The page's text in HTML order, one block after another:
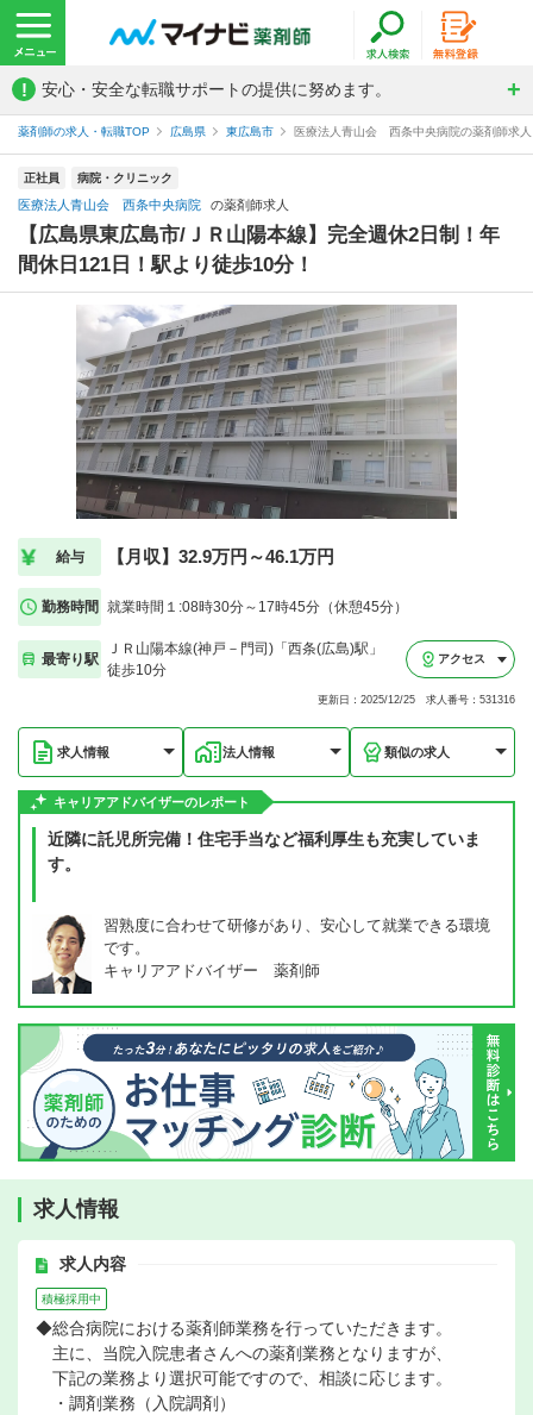
! 安心・安全な転職サポートの提供に努めます。
薬剤師の求人・転職TOP 広島県 東広島市 医療法人青山会 西条中央病院の薬剤師求人
正社員 病院・クリニック
医療法人青山会 西条中央病院 の薬剤師求人
【広島県東広島市/ＪＲ山陽本線】完全週休2日制！年
間休日121日！駅より徒歩10分！
給与 【月収】32.9万円～46.1万円
勤務時間 就業時間１:08時30分～17時45分（休憩45分）
最寄り駅
ＪＲ山陽本線(神戸－門司)「西条(広島)駅」
徒歩10分
アクセス
更新日：2025/12/25 求人番号：531316
求人情報 法人情報 類似の求人
キャリアアドバイザーのレポート
近隣に託児所完備！住宅手当など福利厚生も充実していま
す。
習熟度に合わせて研修があり、安心して就業できる環境
です。
キャリアアドバイザー 薬剤師
求人情報
求人内容
積極採用中
◆総合病院における薬剤師業務を行っていただきます。
主に、当院入院患者さんへの薬剤業務となりますが、
下記の業務より選択可能ですので、相談に応じます。
・調剤業務（入院調剤）